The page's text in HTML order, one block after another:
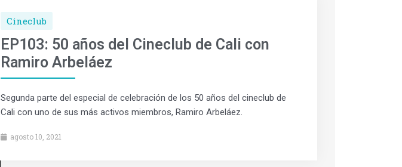
Cineclub
EP103: 50 años del Cineclub de Cali con
Ramiro Arbeláez
Segunda parte del especial de celebración de los 50 años del cineclub de
Cali con uno de sus más activos miembros, Ramiro Arbeláez.
agosto 10, 2021